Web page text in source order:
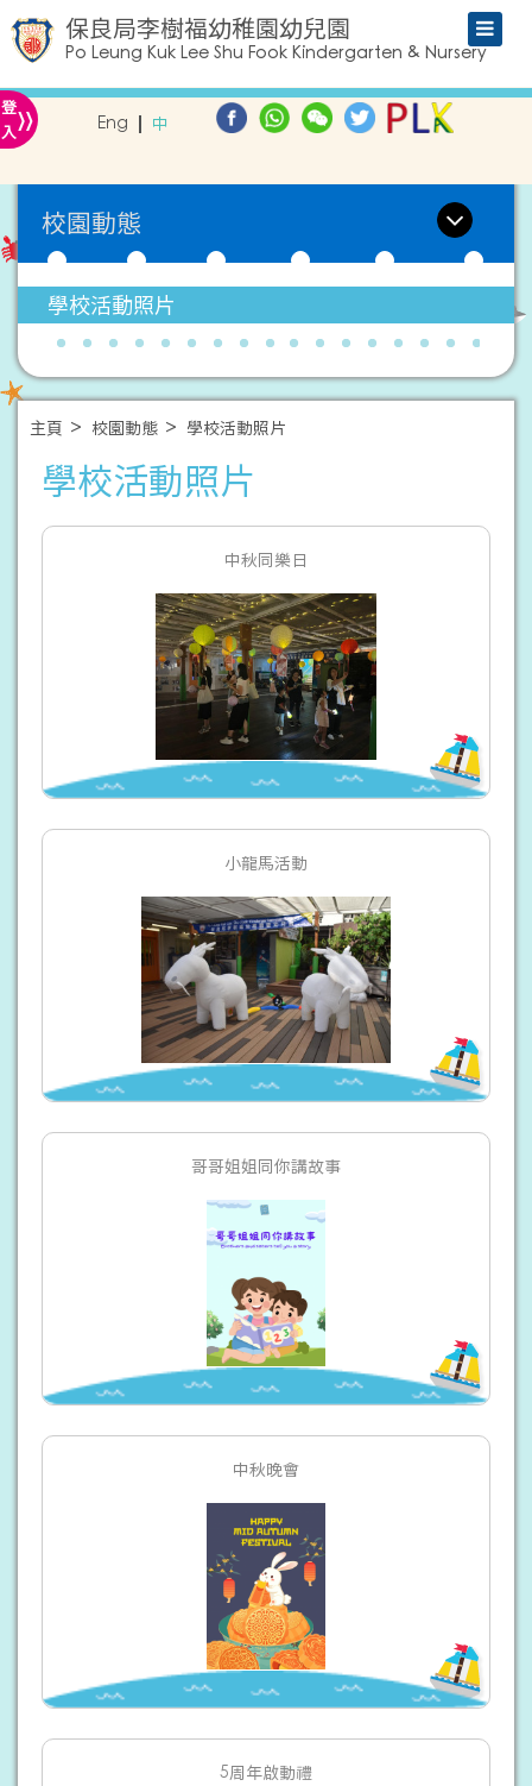
保良局李樹福幼稚園幼兒園
Po Leung Kuk Lee Shu Fook Kindergarten & Nursery
登
入» Eng 中
校園動態
學校活動照片
主頁 校園動態 學校活動照片
學校活動照片
中秋同樂日
小龍馬活動
哥哥姐姐同你講故事
中秋晚會
5周年啟動禮